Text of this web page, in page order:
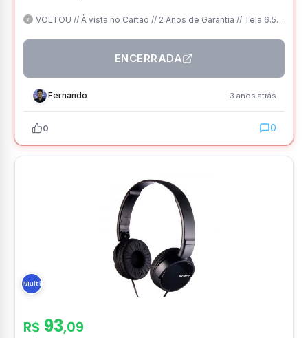
VOLTOU // À vista no Cartão // 2 Anos de Garantia // Tela 6.5
ENCERRADA
Fernando 3 anos atrás
0 0
R$ 93,09